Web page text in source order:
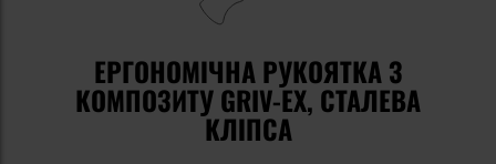
ЕРГОНОМІЧНА РУКОЯТКА З
КОМПОЗИТУ GRIV-EX, СТАЛЕВА
КЛІПСА